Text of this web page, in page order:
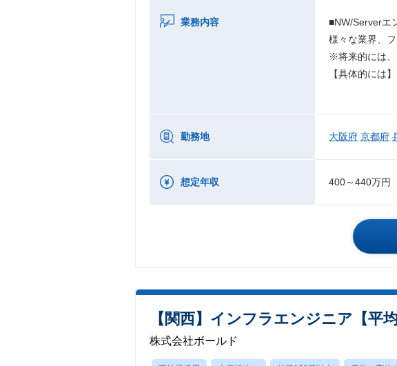
業務内容
■NW/Serverエ
様々な業界、
※将来的には、
【具体的には
勤務地 大阪府 京都府
想定年収 400～440万円
【関西】インフラエンジニア【平
株式会社ボールド